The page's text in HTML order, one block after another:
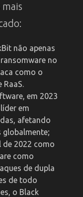
não apenas
no
como o
em 2023
em
afetando
globalmente;
de 2022 como
como
de dupla
de todo
o Black